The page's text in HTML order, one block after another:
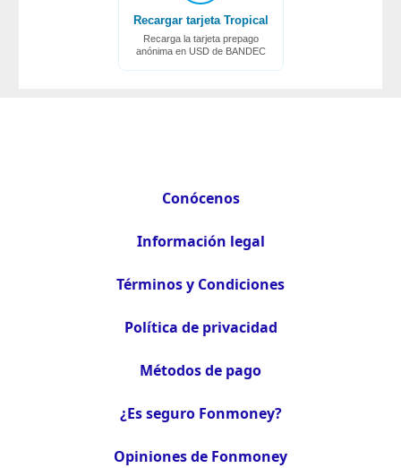
Recargar tarjeta Tropical
Recarga la tarjeta prepago
anónima en USD de BANDEC
Conócenos
Información legal
Términos y Condiciones
Política de privacidad
Métodos de pago
¿Es seguro Fonmoney?
Opiniones de Fonmoney